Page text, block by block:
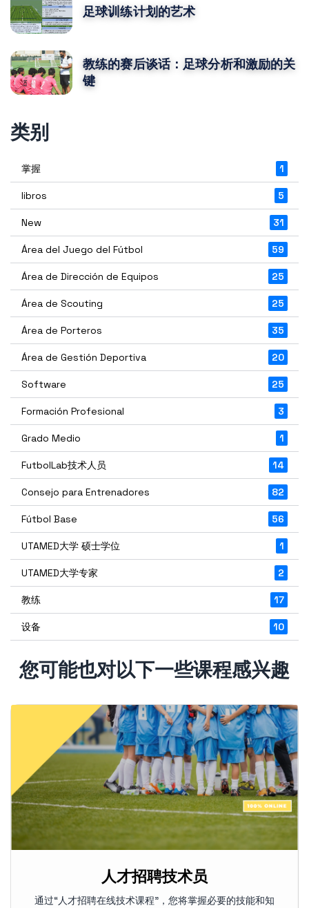
足球训练计划的艺术
教练的赛后谈话：足球分析和激励的关
键
类别
掌握 1
libros 5
New 31
Área del Juego del Fútbol 59
Área de Dirección de Equipos 25
Área de Scouting 25
Área de Porteros 35
Área de Gestión Deportiva 20
Software 25
Formación Profesional 3
Grado Medio 1
FutbolLab技术人员 14
Consejo para Entrenadores 82
Fútbol Base 56
UTAMED大学 硕士学位 1
UTAMED大学专家 2
教练 17
设备 10
您可能也对以下一些课程感兴趣
人才招聘技术员
通过“人才招聘在线技术课程”，您将掌握必要的技能和知